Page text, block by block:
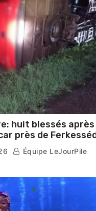
huit blessés
près de
Équipe LeJourPile